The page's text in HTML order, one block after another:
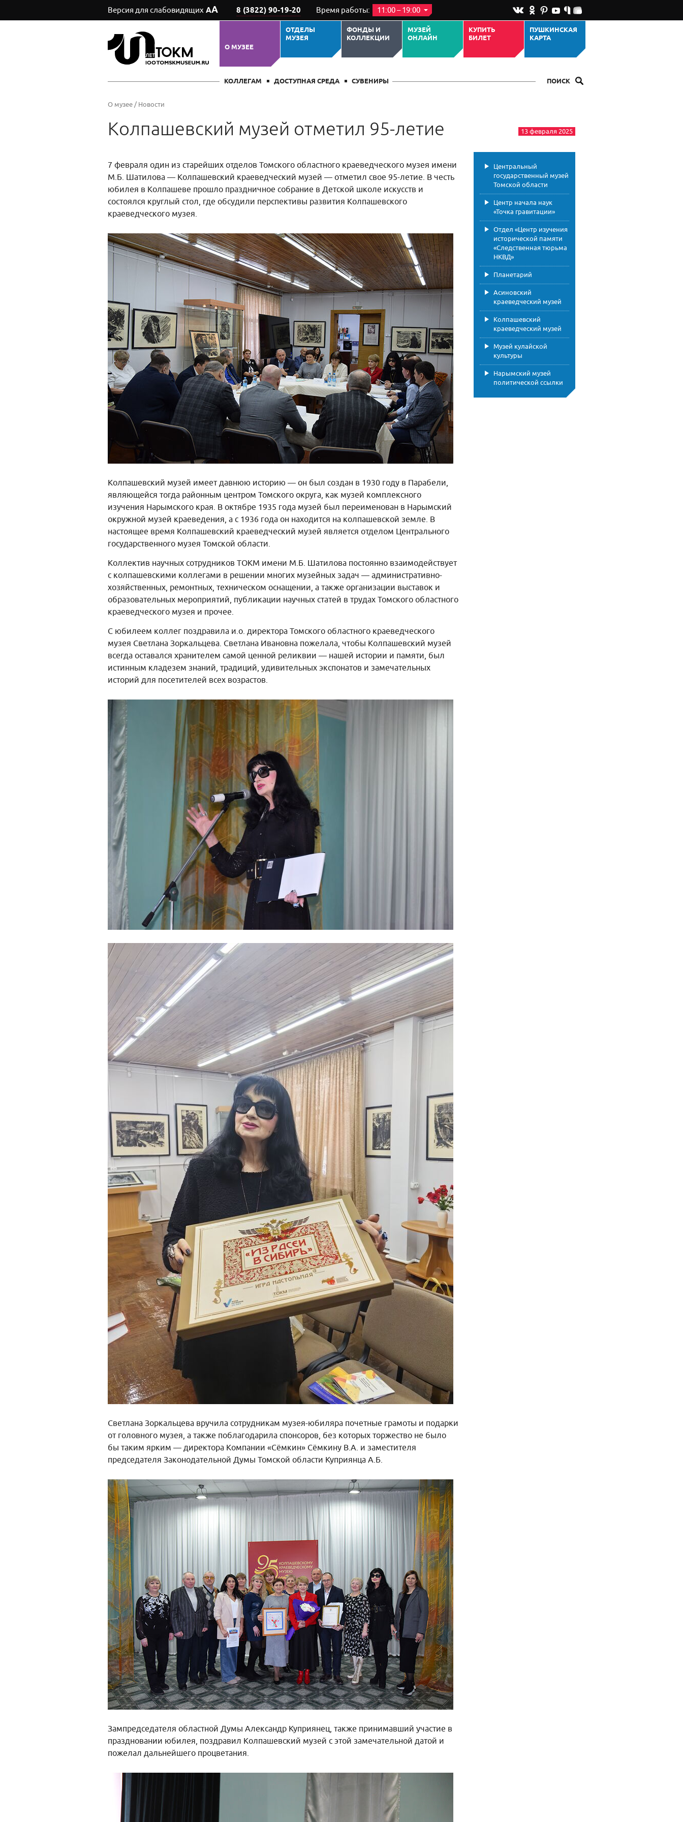
Версия для слабовидящих АА 8 (3822) 90-19-20 Время работы: 11:00 – 19:00
О МУЗЕЕ
ОТДЕЛЫ
МУЗЕЯ
ФОНДЫ И
КОЛЛЕКЦИИ
МУЗЕЙ
ОНЛАЙН
КУПИТЬ
БИЛЕТ
ПУШКИНСКАЯ
КАРТА
КОЛЛЕГАМ ДОСТУПНАЯ СРЕДА СУВЕНИРЫ ПОИСК
О музее/ Новости
13 февраля 2025
Колпашевский музей отметил 95-летие
Центральный
государственный музей
Томской области
Центр начала наук
«Точка гравитации»
Отдел «Центр изучения
исторической памяти
«Следственная тюрьма
НКВД»
Планетарий
Асиновский
краеведческий музей
Колпашевский
краеведческий музей
Музей кулайской
культуры
Нарымский музей
политической ссылки
7 февраля один из старейших отделов Томского областного краеведческого музея имени
М.Б. Шатилова — Колпашевский краеведческий музей — отметил свое 95-летие. В честь
юбилея в Колпашеве прошло праздничное собрание в Детской школе искусств и
состоялся круглый стол, где обсудили перспективы развития Колпашевского
краеведческого музея.
Колпашевский музей имеет давнюю историю — он был создан в 1930 году в Парабели,
являющейся тогда районным центром Томского округа, как музей комплексного
изучения Нарымского края. В октябре 1935 года музей был переименован в Нарымский
окружной музей краеведения, а с 1936 года он находится на колпашевской земле. В
настоящее время Колпашевский краеведческий музей является отделом Центрального
государственного музея Томской области.
Коллектив научных сотрудников ТОКМ имени М.Б. Шатилова постоянно взаимодействует
с колпашевскими коллегами в решении многих музейных задач — административно-
хозяйственных, ремонтных, техническом оснащении, а также организации выставок и
образовательных мероприятий, публикации научных статей в трудах Томского областного
краеведческого музея и прочее.
С юбилеем коллег поздравила и.о. директора Томского областного краеведческого
музея Светлана Зоркальцева. Светлана Ивановна пожелала, чтобы Колпашевский музей
всегда оставался хранителем самой ценной реликвии — нашей истории и памяти, был
истинным кладезем знаний, традиций, удивительных экспонатов и замечательных
историй для посетителей всех возрастов.
Светлана Зоркальцева вручила сотрудникам музея-юбиляра почетные грамоты и подарки
от головного музея, а также поблагодарила спонсоров, без которых торжество не было
бы таким ярким — директора Компании «Сёмкин» Сёмкину В.А. и заместителя
председателя Законодательной Думы Томской области Куприянца А.Б.
Зампредседателя областной Думы Александр Куприянец, также принимавший участие в
праздновании юбилея, поздравил Колпашевский музей с этой замечательной датой и
пожелал дальнейшего процветания.